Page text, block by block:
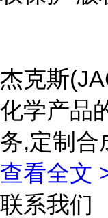
杰克斯
化学产品
务,定制合
查看全文
联系我们